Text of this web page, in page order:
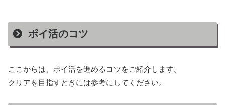
ポイ活のコツ
ここからは、ポイ活を進めるコツをご紹介します。
クリアを目指すときには参考にしてください。